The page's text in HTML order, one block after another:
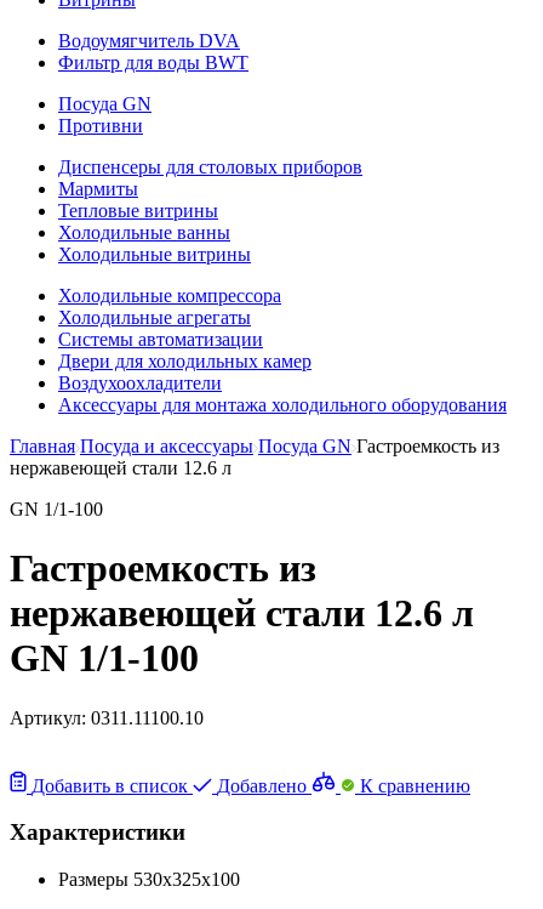
Водоумягчитель DVA
Фильтр для воды BWT
Посуда GN
Противни
Диспенсеры для столовых приборов
Мармиты
Тепловые витрины
Холодильные ванны
Холодильные витрины
Холодильные компрессора
Холодильные агрегаты
Системы автоматизации
Двери для холодильных камер
Воздухоохладители
Аксессуары для монтажа холодильного оборудования
Главная Посуда и аксессуары Посуда GN Гастроемкость из
нержавеющей стали 12.6 л
GN 1/1-100
Гастроемкость из
нержавеющей стали 12.6 л
GN 1/1-100
Артикул: 0311.11100.10
Добавить в список Добавлено К сравнению
Характеристики
Размеры 530х325х100